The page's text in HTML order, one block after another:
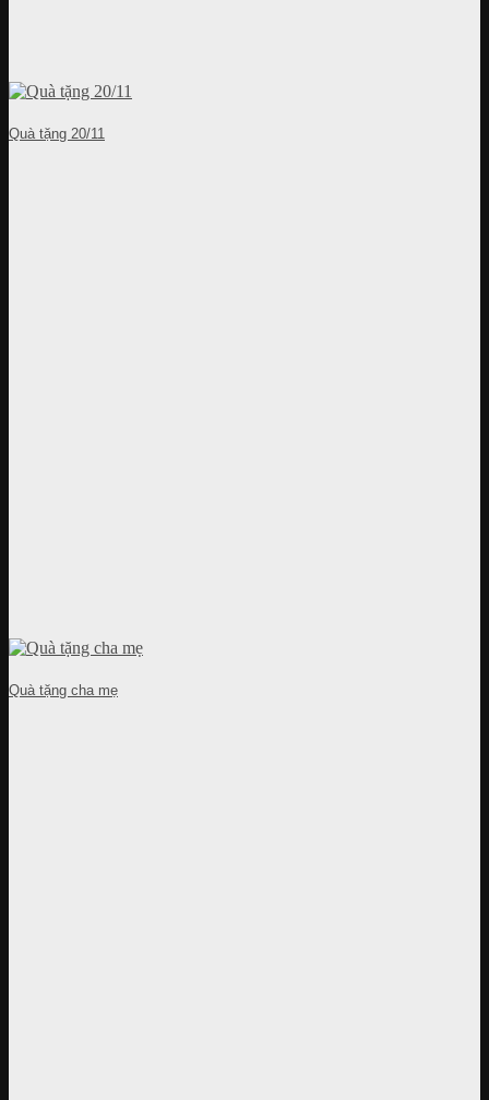
Quà tặng 20/11
Quà tặng cha mẹ